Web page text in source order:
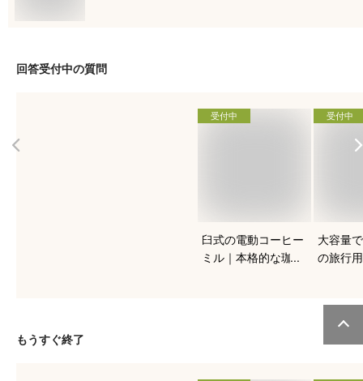
回答受付中の質問
受付中
臼式の電動コーヒー
ミル｜本格的な珈琲
受付中
大容量
の旅行
もうすぐ終了